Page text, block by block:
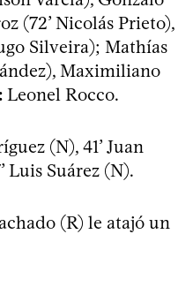
(72’ Nicolás Prieto),
Silveira); Mathías
Maximiliano
Leonel Rocco.
(N), 41’ Juan
Luis Suárez (N).
(R) le atajó un